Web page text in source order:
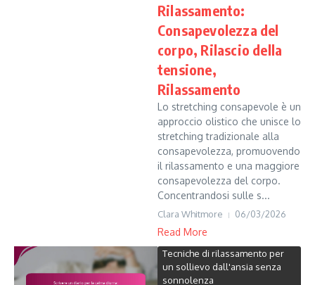
Rilassamento:
Consapevolezza del
corpo, Rilascio della
tensione,
Rilassamento
Lo stretching consapevole è un
approccio olistico che unisce lo
stretching tradizionale alla
consapevolezza, promuovendo
il rilassamento e una maggiore
consapevolezza del corpo.
Concentrandosi sulle s...
Clara Whitmore 06/03/2026
Read More
Tecniche di rilassamento per
un sollievo dall'ansia senza
sonnolenza